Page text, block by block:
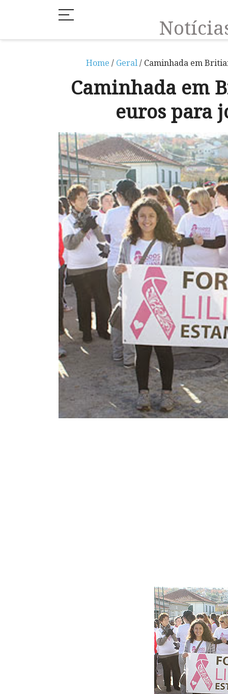
Home / Geral/ Caminhada em
Caminhada em
euros para